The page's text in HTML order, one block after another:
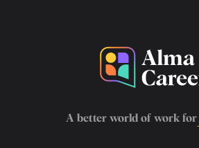
A better world of work for